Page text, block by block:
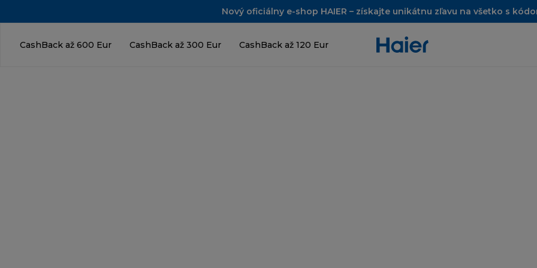
Nový oficiálny e-shop HAIER – získajte unikátnu zľavu na všetko s
CashBack až 600 Eur CashBack až 300 Eur CashBack až 120 Eur